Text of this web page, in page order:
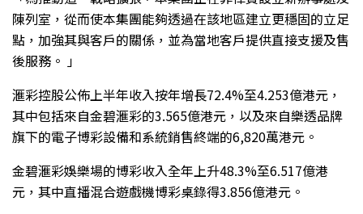
陳列室，從而使本集團能夠透過在該地區建立更穩固的立足
點，加強其與客戶的關係，並為當地客戶提供直接支援及售
後服務。 」
滙彩控股公佈上半年收入按年增長72.4%至4.253億港元，
其中包括來自金碧滙彩的3.565億港元，以及來自樂透品牌
旗下的電子博彩設備和系統銷售終端的6,820萬港元。
金碧滙彩娛樂場的博彩收入全年上升48.3%至6.517億港
元，其中直播混合遊戲機博彩桌錄得3.856億港元。